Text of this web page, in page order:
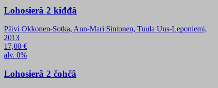
Lohosierâ 2 kiđđâ
Päivi Okkonen-Sotka, Ann-Mari Sintonen, Tuula Uus-Leponiemi,
2013
17,00 €
alv. 0%
Lohosierâ 2 čohčâ